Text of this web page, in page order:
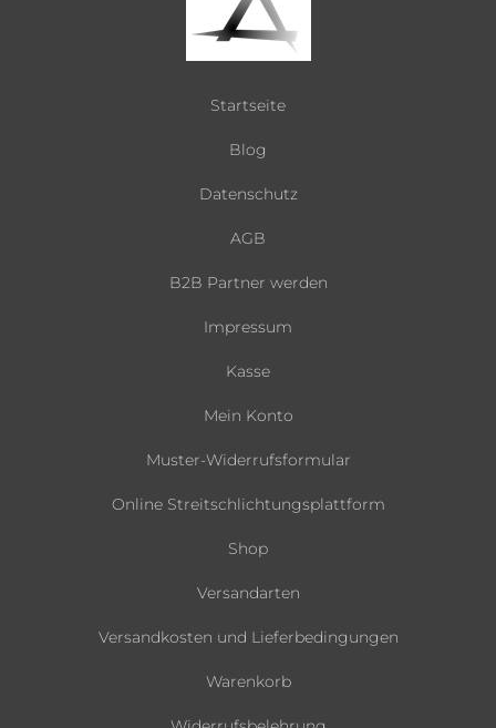
Startseite
Blog
Datenschutz
AGB
B2B Partner werden
Impressum
Kasse
Mein Konto
Muster-Widerrufsformular
Online Streitschlichtungsplattform
Shop
Versandarten
Versandkosten und Lieferbedingungen
Warenkorb